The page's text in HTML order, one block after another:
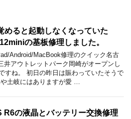
めると起動しなくなっていた
の基板修理しました。
Android/MacBook修理のクイック名古
井アウトレットパーク岡崎がオープンし
すね。 初日の昨日は賑わっていたそうで
土岐にはありますが愛 …
R6の液晶とバッテリー交換修理